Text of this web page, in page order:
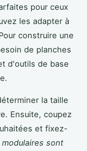
pour ceux
les adapter à
construire une
de planches
d'outils de base
la taille
Ensuite, coupez
et fixez-
sont